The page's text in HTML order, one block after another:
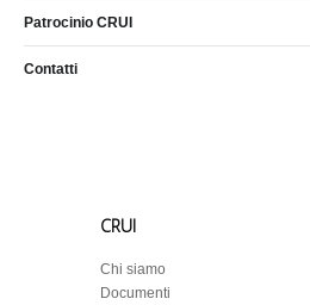
Patrocinio CRUI
Contatti
CRUI
Chi siamo
Documenti